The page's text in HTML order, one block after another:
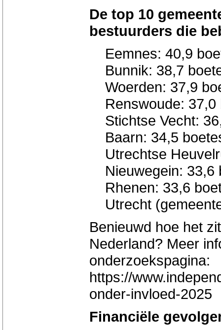
De top 10
bestuurders die
Eemnes: 40,9
Bunnik: 38,7
Woerden: 37,9
Renswoude: 37,0
Stichtse Vecht:
Baarn: 34,5
Utrechtse
Nieuwegein: 33,6
Rhenen: 33,6
Utrecht
Benieuwd hoe het
Nederland? Meer
onderzoekspagina:
https://
onder-invloed-2025
Financiële